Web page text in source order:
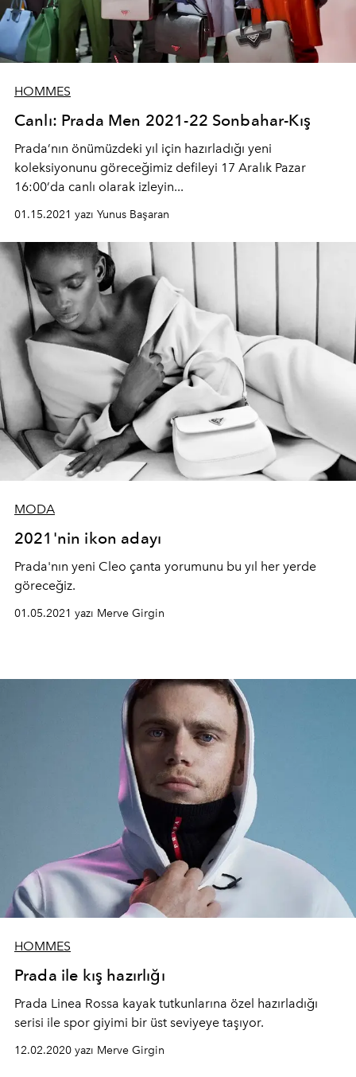
HOMMES
Canlı: Prada Men 2021-22 Sonbahar-Kış
Prada’nın önümüzdeki yıl için hazırladığı yeni
koleksiyonunu göreceğimiz defileyi 17 Aralık Pazar
16:00’da canlı olarak izleyin...
01.15.2021 yazı Yunus Başaran
MODA
2021'nin ikon adayı
Prada'nın yeni Cleo çanta yorumunu bu yıl her yerde
göreceğiz.
01.05.2021 yazı Merve Girgin
HOMMES
Prada ile kış hazırlığı
Prada Linea Rossa kayak tutkunlarına özel hazırladığı
serisi ile spor giyimi bir üst seviyeye taşıyor.
12.02.2020 yazı Merve Girgin